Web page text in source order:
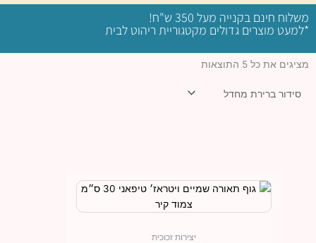
משלוח חינם בקנייה מעל 350 ש"ח!
*למעט מוצרים גדולים מקטגוריית ריהוט לבית
מציגים את כל ⁦5⁩ התוצאות
יצירות זכוכית